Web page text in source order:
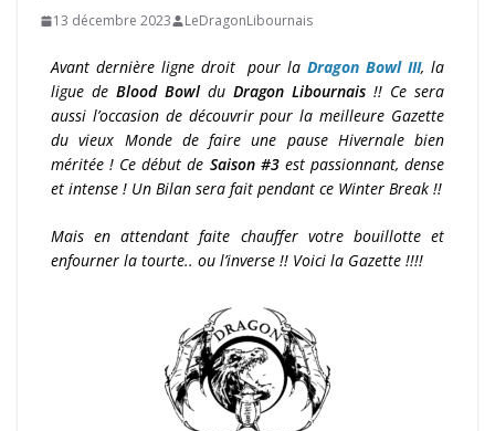
13 décembre 2023 LeDragonLibournais
Avant dernière ligne droit pour laDragon Bowl III, la
ligue de Blood Bowl du Dragon Libournais !! Ce sera
aussi l’occasion de découvrir pour la meilleure Gazette
du vieux Monde de faire une pause Hivernale bien
méritée ! Ce début de Saison #3est passionnant, dense
et intense ! Un Bilan sera fait pendant ce Winter Break !!
Mais en attendant faite chauffer votre bouillotte et
enfourner la tourte.. ou l’inverse !! Voici la Gazette !!!!